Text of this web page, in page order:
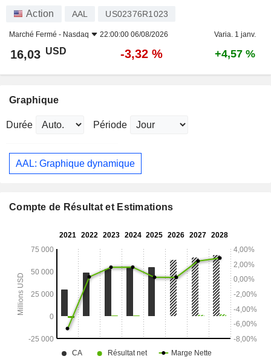
Action AAL US02376R1023
Marché Fermé - Nasdaq 22:00:00 06/08/2026 Varia. 1 janv.
16,03 USD -3,32 % +4,57 %
Graphique
Durée Période
AAL: Graphique dynamique
Compte de Résultat et Estimations